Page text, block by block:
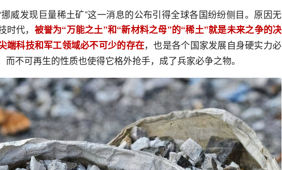
威发现巨量稀土矿”这一消息的公布引得全球各国纷纷侧目。原因无
代， 被誉为“万能之土”和“新材料之母”的“稀土”就是未来之争的决
端科技和军工领域必不可少的存在，也是各个国家发展自身硬实力必
而不可再生的性质也使得它格外抢手，成了兵家必争之物。